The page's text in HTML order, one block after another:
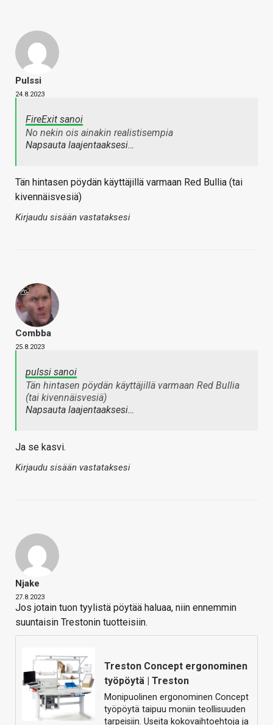
Pulssi
24.8.2023
FireExit sanoi
No nekin ois ainakin realistisempia
Napsauta laajentaaksesi…
Tän hintasen pöydän käyttäjillä varmaan Red Bullia (tai
kivennäisvesiä)
Kirjaudu sisään vastataksesi
Combba
25.8.2023
pulssi sanoi
Tän hintasen pöydän käyttäjillä varmaan Red Bullia
(tai kivennäisvesiä)
Napsauta laajentaaksesi…
Ja se kasvi.
Kirjaudu sisään vastataksesi
Njake
27.8.2023
Jos jotain tuon tyylistä pöytää haluaa, niin ennemmin
suuntaisin Trestonin tuotteisiin.
Treston Concept ergonominen
työpöytä | Treston
Monipuolinen ergonominen Concept
työpöytä taipuu moniin teollisuuden
tarpeisiin. Useita kokovaihtoehtoja ja